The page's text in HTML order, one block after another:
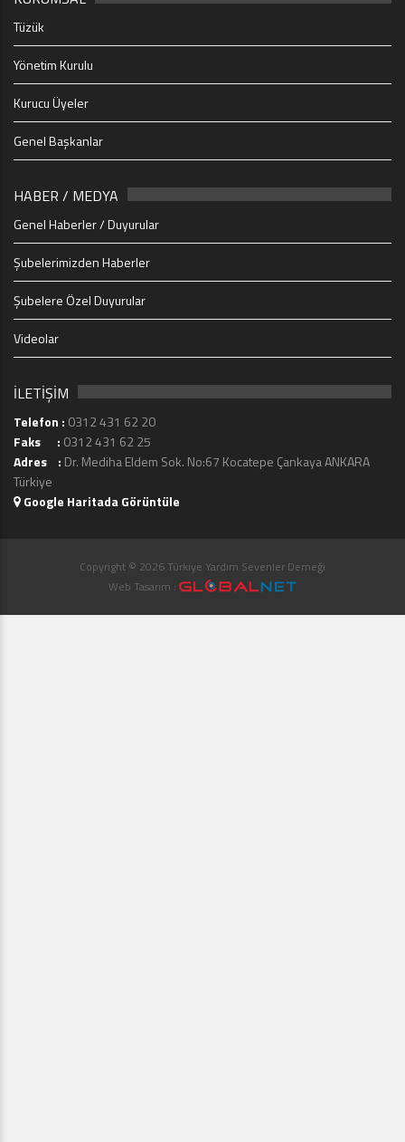
Tüzük
Yönetim Kurulu
Kurucu Üyeler
Genel Başkanlar
HABER / MEDYA
Genel Haberler / Duyurular
Şubelerimizden Haberler
Şubelere Özel Duyurular
Videolar
İLETİŞİM
Telefon : 0312 431 62 20
Faks : 0312 431 62 25
Adres : Dr. Mediha Eldem Sok. No:67 Kocatepe Çankaya ANKARA
Türkiye
Google Haritada Görüntüle
Copyright © 2026 Türkiye Yardım Sevenler Derneği
Web Tasarım :